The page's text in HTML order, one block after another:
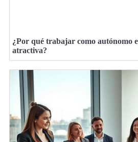
¿Por qué trabajar como autónomo
atractiva?